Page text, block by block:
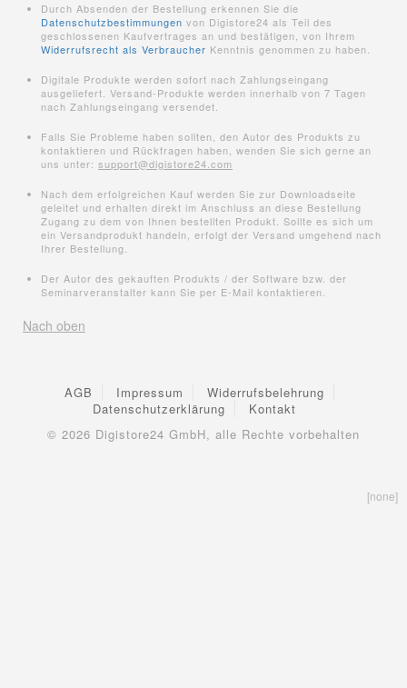
Durch Absenden der Bestellung erkennen Sie die
Datenschutzbestimmungen von Digistore24 als Teil des
geschlossenen Kaufvertrages an und bestätigen, von Ihrem
Widerrufsrecht als Verbraucher Kenntnis genommen zu haben.
Digitale Produkte werden sofort nach Zahlungseingang
ausgeliefert. Versand-Produkte werden innerhalb von 7 Tagen
nach Zahlungseingang versendet.
Falls Sie Probleme haben sollten, den Autor des Produkts zu
kontaktieren und Rückfragen haben, wenden Sie sich gerne an
uns unter: support@digistore24.com
Nach dem erfolgreichen Kauf werden Sie zur Downloadseite
geleitet und erhalten direkt im Anschluss an diese Bestellung
Zugang zu dem von Ihnen bestellten Produkt. Sollte es sich um
ein Versandprodukt handeln, erfolgt der Versand umgehend nach
Ihrer Bestellung.
Der Autor des gekauften Produkts / der Software bzw. der
Seminarveranstalter kann Sie per E-Mail kontaktieren.
Nach oben
AGB Impressum
Widerrufsbelehrung
Datenschutzerklärung
Kontakt
© 2026 Digistore24 GmbH, alle Rechte vorbehalten
[none]